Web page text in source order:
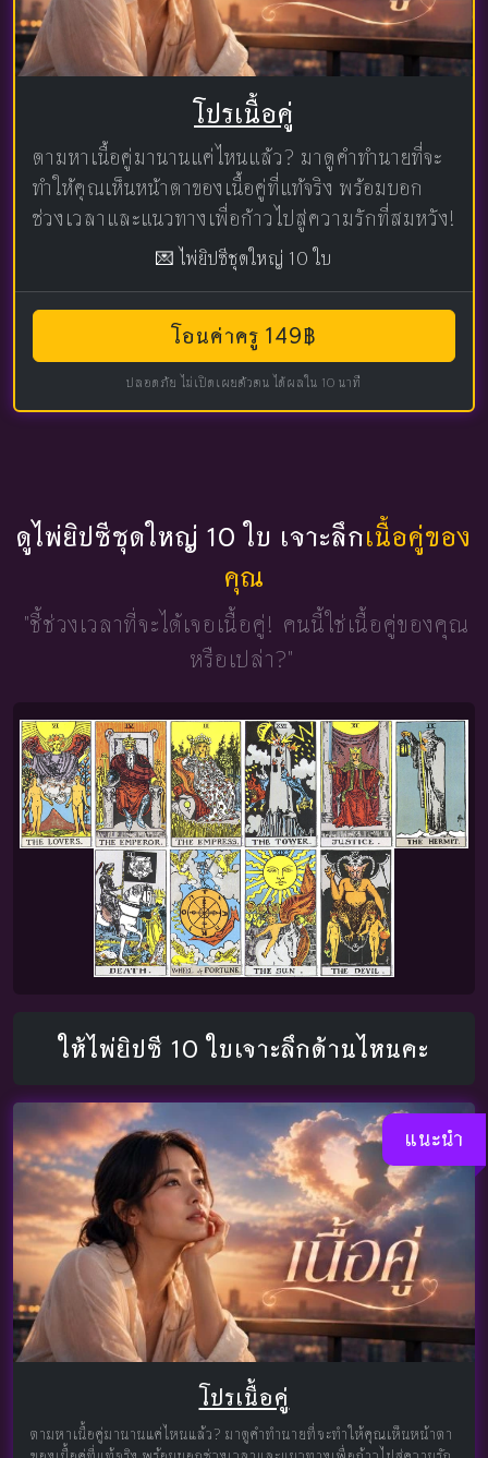
โปรเนื้อคู่
ตามหาเนื้อคู่มานานแค่ไหนแล้ว? มาดูคำทำนายที่จะ
ทำให้คุณเห็นหน้าตาของเนื้อคู่ที่แท้จริง พร้อมบอก
ช่วงเวลาและแนวทางเพื่อก้าวไปสู่ความรักที่สมหวัง!
💌 ไพ่ยิปซีชุดใหญ่ 10 ใบ
โอนค่าครู 149฿
ปลอดภัย ไม่เปิดเผยตัวตน ได้ผลใน 10 นาที
ดูไพ่ยิปซีชุดใหญ่ 10 ใบ เจาะลึกเนื้อคู่ของ
คุณ
"ชี้ช่วงเวลาที่จะได้เจอเนื้อคู่! คนนี้ใช่เนื้อคู่ของคุณ
หรือเปล่า?"
ให้ไพ่ยิปซี 10 ใบเจาะลึกด้านไหนคะ
แนะนำ
โปรเนื้อคู่
ตามหาเนื้อคู่มานานแค่ไหนแล้ว? มาดูคำทำนายที่จะทำให้คุณเห็นหน้าตา